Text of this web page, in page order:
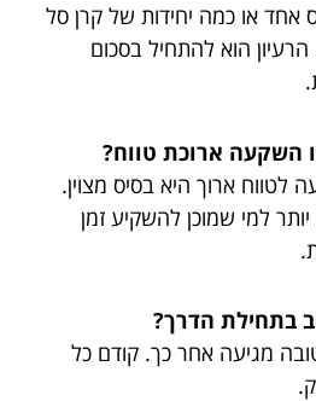
אחד או כמה יחידות של קרן סל
הוא להתחיל בסכום
השקעה ארוכת טווח?
ארוך היא בסיס מצוין.
למי שמוכן להשקיע זמן
בתחילת הדרך?
מגיעה אחר כך. קודם כל